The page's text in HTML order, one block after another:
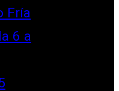
Fría
6 a